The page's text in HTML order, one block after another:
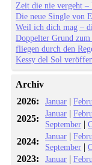
Zeit die nie vergeht –
Die neue Single von
Weil ich dich mag –
Doppelter Grund
fliegen durch den
Kessy del Sol
Archiv
2026:
Januar |
2025: Januar |
September |
2024: Januar |
September |
2023: Januar |